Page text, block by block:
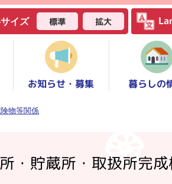
イズ 標準 拡大
お知らせ・募集 暮らしの
物等関係
・貯蔵所・取扱所完